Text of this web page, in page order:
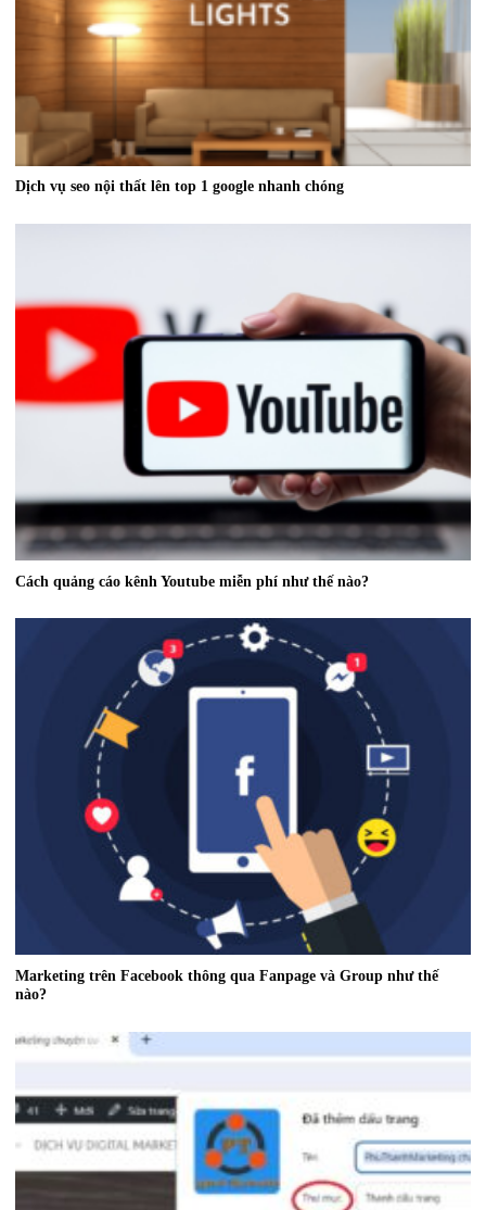
Dịch vụ seo nội thất lên top 1 google nhanh chóng
Cách quảng cáo kênh Youtube miễn phí như thế nào?
Marketing trên Facebook thông qua Fanpage và Group như thế
nào?